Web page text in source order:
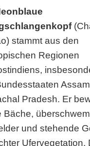
stammt aus den
Regionen
Pradesh. Er
Bäche,
und stehende
Ufervegetation.